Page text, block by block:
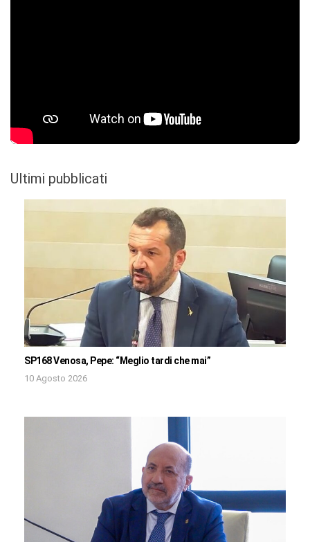
Ultimi pubblicati
SP168 Venosa, Pepe: “Meglio tardi che mai”
10 Agosto 2026